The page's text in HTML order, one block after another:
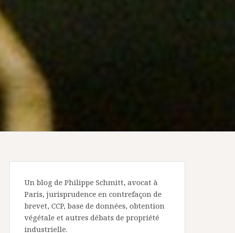
Un blog de Philippe Schmitt, avocat à
Paris, jurisprudence en contrefaçon de
brevet, CCP, base de données, obtention
végétale et autres débats de propriété
industrielle.